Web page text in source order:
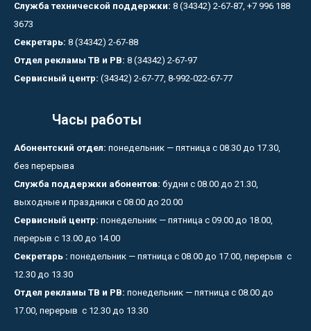
Служба технической поддержки: 8 (34342) 2-67-87, +7 996 188
3673
Секретарь: 8 (34342) 2-67-88
Отдел рекламы ТВ и РВ: 8 (34342) 2-67-97
Сервисный центр: (34342) 2-67-77, 8-992-022-67-77
Часы работы
Абонентский отдел: понедельник — пятница с 08.30 до 17.30,
без перерыва
Служба поддержки абонентов: будни с 08.00 до 21.30,
выходные и праздники с 08.00 до 20.00
Сервисный центр: понедельник — пятница с 09.00 до 18.00,
перерыв с 13.00 до 14.00
Секретарь : понедельник — пятница с 08.00 до 17.00, перерыв с
12.30 до 13.30
Отдел рекламы ТВ и РВ: понедельник — пятница с 08.00 до
17.00, перерыв с 12.30 до 13.30